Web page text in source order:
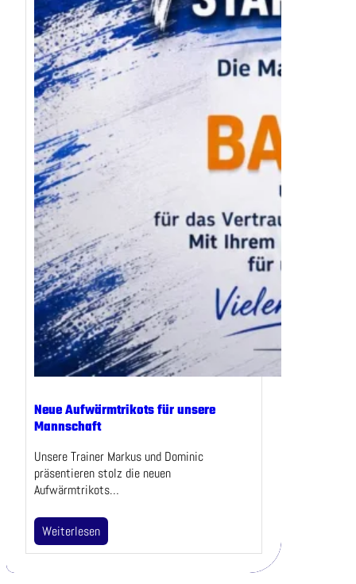
Neue Aufwärmtrikots für unsere
Mannschaft
Unsere Trainer Markus und Dominic
präsentieren stolz die neuen
Aufwärmtrikots…
Weiterlesen